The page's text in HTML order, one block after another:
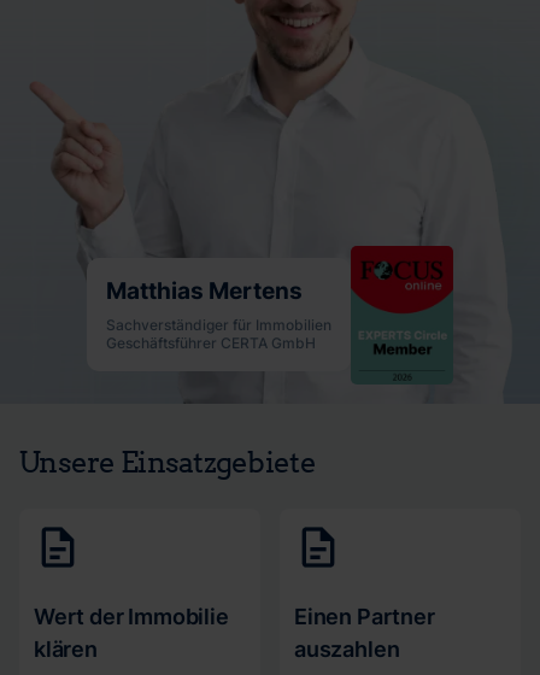
Matthias Mertens
Sachverständiger für Immobilien
Geschäftsführer CERTA GmbH
Unsere Einsatzgebiete
Wert der Immobilie
klären
Einen Partner
auszahlen